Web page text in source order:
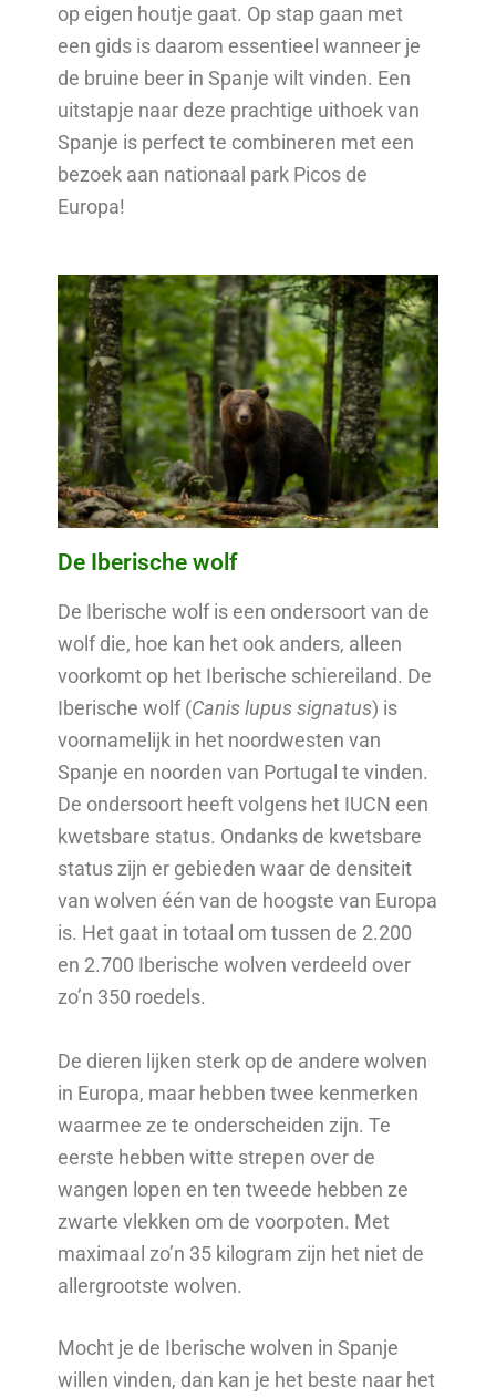
op eigen houtje gaat. Op stap gaan met
een gids is daarom essentieel wanneer je
de bruine beer in Spanje wilt vinden. Een
uitstapje naar deze prachtige uithoek van
Spanje is perfect te combineren met een
bezoek aan nationaal park Picos de
Europa!
De Iberische wolf
De Iberische wolf is een ondersoort van de
wolf die, hoe kan het ook anders, alleen
voorkomt op het Iberische schiereiland. De
Iberische wolf (Canis lupus signatus) is
voornamelijk in het noordwesten van
Spanje en noorden van Portugal te vinden.
De ondersoort heeft volgens het IUCN een
kwetsbare status. Ondanks de kwetsbare
status zijn er gebieden waar de densiteit
van wolven één van de hoogste van Europa
is. Het gaat in totaal om tussen de 2.200
en 2.700 Iberische wolven verdeeld over
zo’n 350 roedels.
De dieren lijken sterk op de andere wolven
in Europa, maar hebben twee kenmerken
waarmee ze te onderscheiden zijn. Te
eerste hebben witte strepen over de
wangen lopen en ten tweede hebben ze
zwarte vlekken om de voorpoten. Met
maximaal zo’n 35 kilogram zijn het niet de
allergrootste wolven.
Mocht je de Iberische wolven in Spanje
willen vinden, dan kan je het beste naar het